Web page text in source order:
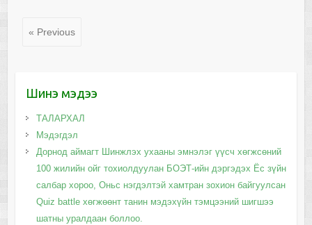
« Previous
Шинэ мэдээ
ТАЛАРХАЛ
Мэдэгдэл
Дорнод аймагт Шинжлэх ухааны эмнэлэг үүсч хөгжсөний
100 жилийн ойг тохиолдуулан БОЭТ-ийн дэргэдэх Ёс зүйн
салбар хороо, Оньс нэгдэлтэй хамтран зохион байгуулсан
Quiz battle хөгжөөнт танин мэдэхүйн тэмцээний шигшээ
шатны уралдаан боллоо.